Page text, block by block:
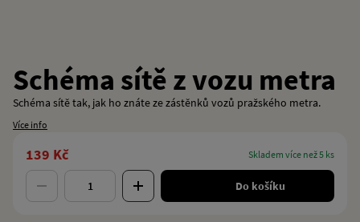
Schéma sítě z vozu metra
Schéma sítě tak, jak ho znáte ze zástěnků vozů pražského metra.
Více info
139 Kč skladem více než 5 ks
Do košíku